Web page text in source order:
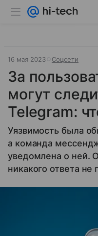
16 мая 2023 Соцсети
За
могут
Telegram:
Уязвимость была
а команда
уведомлена о ней.
никакого ответа не